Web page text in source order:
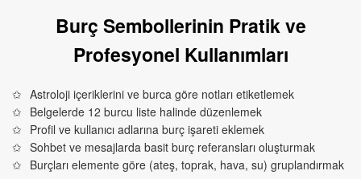
Burç Sembollerinin Pratik ve
Profesyonel Kullanımları
Astroloji içeriklerini ve burca göre notları etiketlemek
Belgelerde 12 burcu liste halinde düzenlemek
Profil ve kullanıcı adlarına burç işareti eklemek
Sohbet ve mesajlarda basit burç referansları oluşturmak
Burçları elemente göre (ateş, toprak, hava, su) gruplandırmak